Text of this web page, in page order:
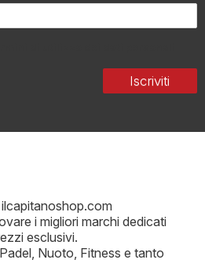
Iscriviti
i migliori marchi dedicati
esclusivi.
Nuoto, Fitness e tanto